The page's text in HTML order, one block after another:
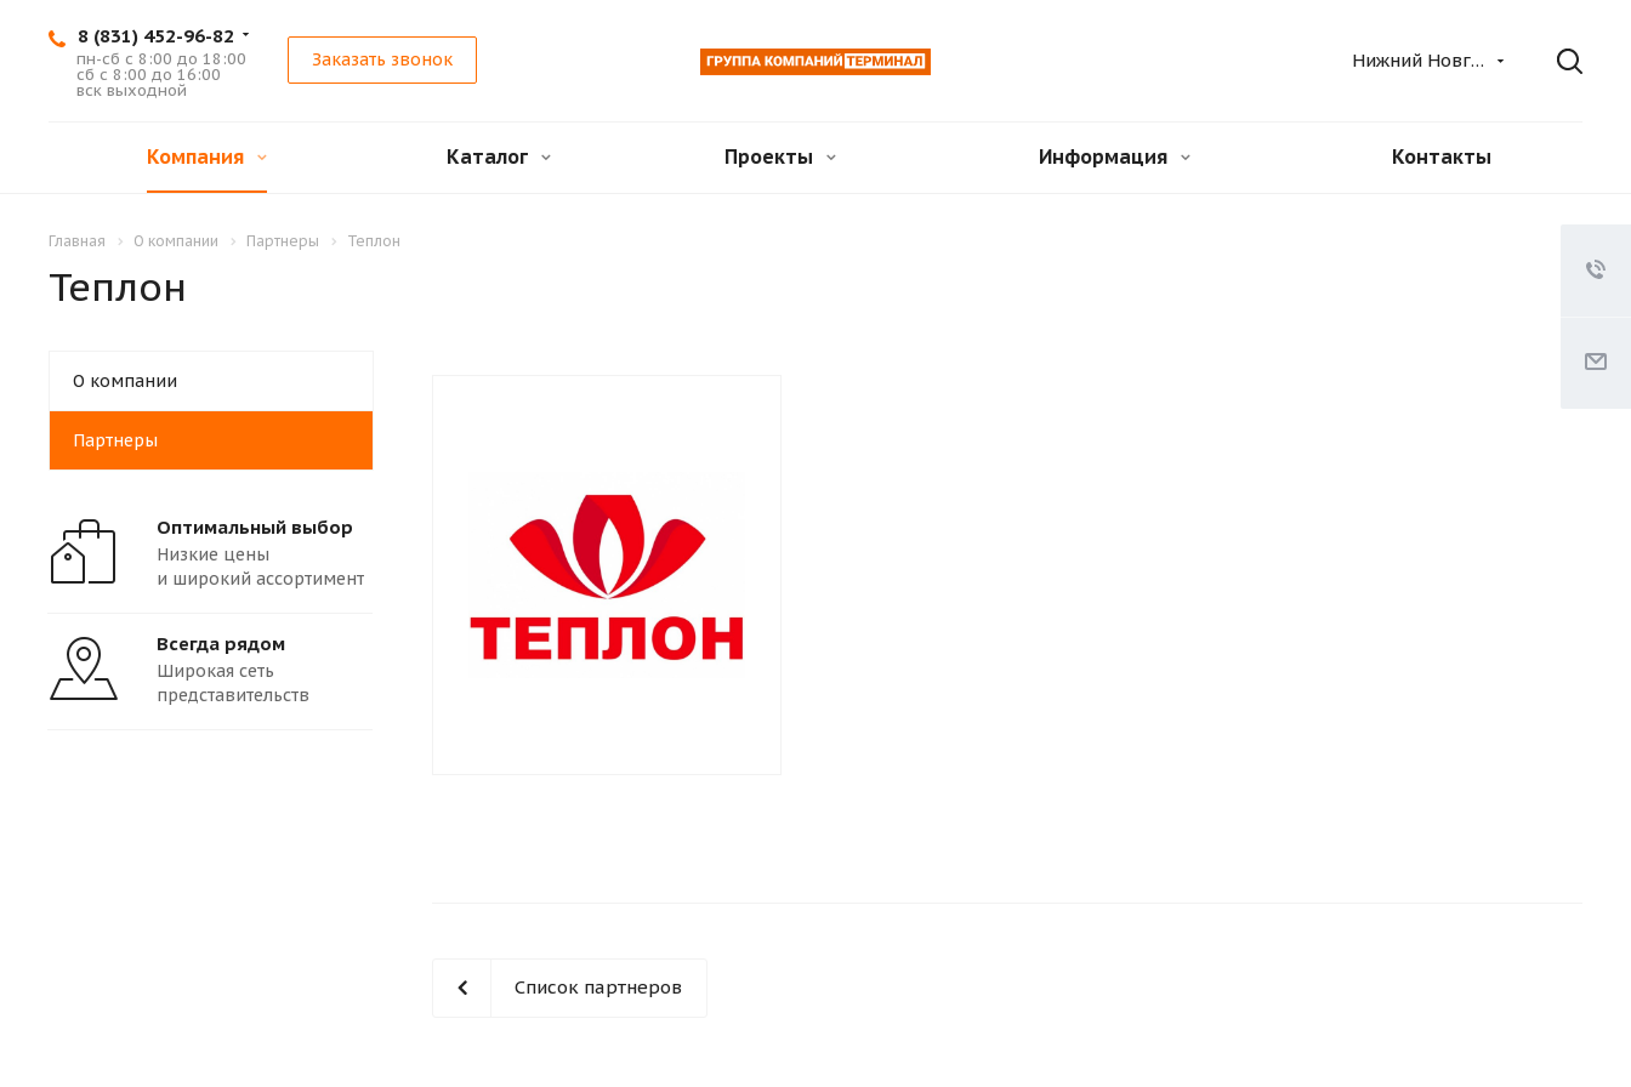
8 (831) 452-96-82
пн-сб с 8:00 до 18:00
сб с 8:00 до 16:00
вск выходной
Заказать звонок Нижний Новгород
Компания Каталог Проекты Информация Контакты
Главная О компании Партнеры Теплон
Теплон
Список партнеров
О компании
Партнеры
Оптимальный выбор
Низкие цены
и широкий ассортимент
Всегда рядом
Широкая сеть
представительств